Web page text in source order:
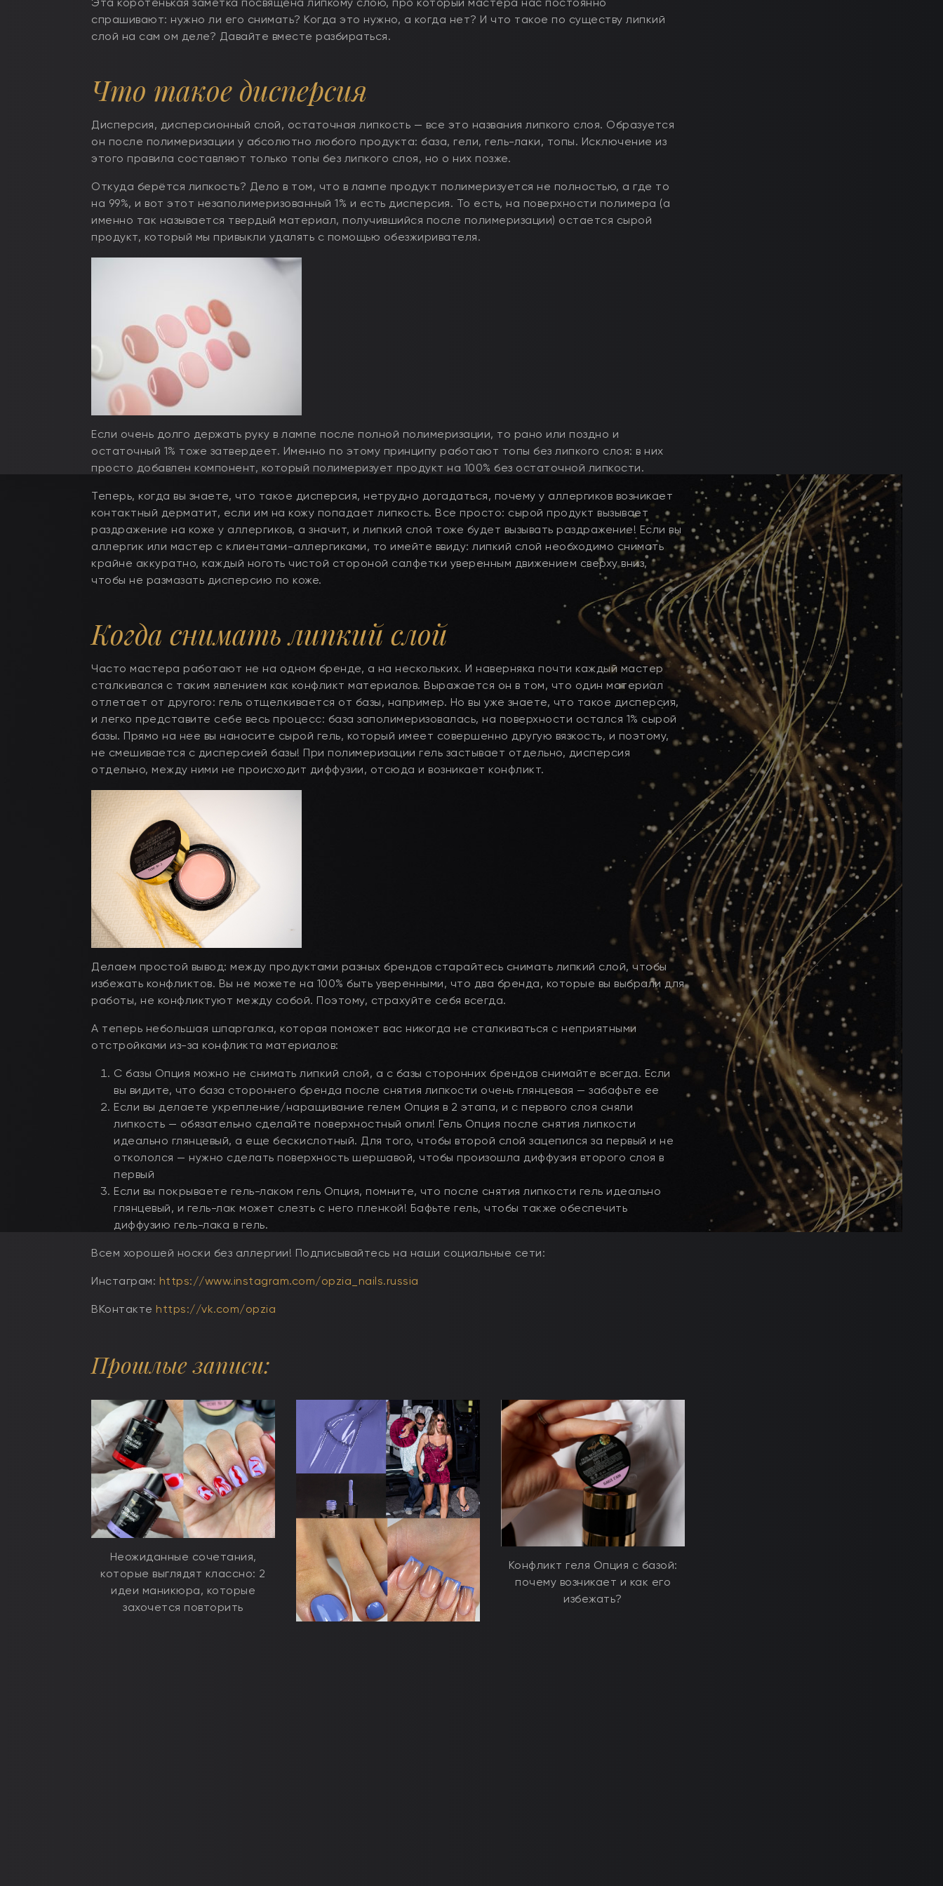
Эта коротенькая заметка посвящена липкому слою, про который мастера нас постоянно
спрашивают: нужно ли его снимать? Когда это нужно, а когда нет? И что такое по существу липкий
слой на сам ом деле? Давайте вместе разбираться.
Что такое дисперсия
Дисперсия, дисперсионный слой, остаточная липкость — все это названия липкого слоя. Образуется
он после полимеризации у абсолютно любого продукта: база, гели, гель-лаки, топы. Исключение из
этого правила составляют только топы без липкого слоя, но о них позже.
Откуда берётся липкость? Дело в том, что в лампе продукт полимеризуется не полностью, а где то
на 99%, и вот этот незаполимеризованный 1% и есть дисперсия. То есть, на поверхности полимера (а
именно так называется твердый материал, получившийся после полимеризации) остается сырой
продукт, который мы привыкли удалять с помощью обезжиривателя.
Если очень долго держать руку в лампе после полной полимеризации, то рано или поздно и
остаточный 1% тоже затвердеет. Именно по этому принципу работают топы без липкого слоя: в них
просто добавлен компонент, который полимеризует продукт на 100% без остаточной липкости.
Теперь, когда вы знаете, что такое дисперсия, нетрудно догадаться, почему у аллергиков возникает
контактный дерматит, если им на кожу попадает липкость. Все просто: сырой продукт вызывает
раздражение на коже у аллергиков, а значит, и липкий слой тоже будет вызывать раздражение! Если вы
аллергик или мастер с клиентами-аллергиками, то имейте ввиду: липкий слой необходимо снимать
крайне аккуратно, каждый ноготь чистой стороной салфетки уверенным движением сверху вниз,
чтобы не размазать дисперсию по коже.
Когда снимать липкий слой
Часто мастера работают не на одном бренде, а на нескольких. И наверняка почти каждый мастер
сталкивался с таким явлением как конфликт материалов. Выражается он в том, что один материал
отлетает от другого: гель отщелкивается от базы, например. Но вы уже знаете, что такое дисперсия,
и легко представите себе весь процесс: база заполимеризовалась, на поверхности остался 1% сырой
базы. Прямо на нее вы наносите сырой гель, который имеет совершенно другую вязкость, и поэтому,
не смешивается с дисперсией базы! При полимеризации гель застывает отдельно, дисперсия
отдельно, между ними не происходит диффузии, отсюда и возникает конфликт.
Делаем простой вывод: между продуктами разных брендов старайтесь снимать липкий слой, чтобы
избежать конфликтов. Вы не можете на 100% быть уверенными, что два бренда, которые вы выбрали для
работы, не конфликтуют между собой. Поэтому, страхуйте себя всегда.
А теперь небольшая шпаргалка, которая поможет вас никогда не сталкиваться с неприятными
отстройками из-за конфликта материалов:
С базы Опция можно не снимать липкий слой, а с базы сторонних брендов снимайте всегда. Если
вы видите, что база стороннего бренда после снятия липкости очень глянцевая — забафьте ее
Если вы делаете укрепление/наращивание гелем Опция в 2 этапа, и с первого слоя сняли
липкость — обязательно сделайте поверхностный опил! Гель Опция после снятия липкости
идеально глянцевый, а еще бескислотный. Для того, чтобы второй слой зацепился за первый и не
откололся — нужно сделать поверхность шершавой, чтобы произошла диффузия второго слоя в
первый
Если вы покрываете гель-лаком гель Опция, помните, что после снятия липкости гель идеально
глянцевый, и гель-лак может слезть с него пленкой! Бафьте гель, чтобы также обеспечить
диффузию гель-лака в гель.
Всем хорошей носки без аллергии! Подписывайтесь на наши социальные сети:
Инстаграм: https://www.instagram.com/opzia_nails.russia
ВКонтакте https://vk.com/opzia
Прошлые записи:
Неожиданные сочетания,
которые выглядят классно: 2
идеи маникюра, которые
захочется повторить
Конфликт геля Опция с базой:
почему возникает и как его
избежать?